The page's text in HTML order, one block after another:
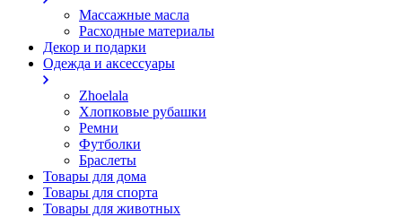
Массажные масла
Расходные материалы
Декор и подарки
Одежда и аксессуары
Zhoelala
Хлопковые рубашки
Ремни
Футболки
Браслеты
Товары для дома
Товары для спорта
Товары для животных